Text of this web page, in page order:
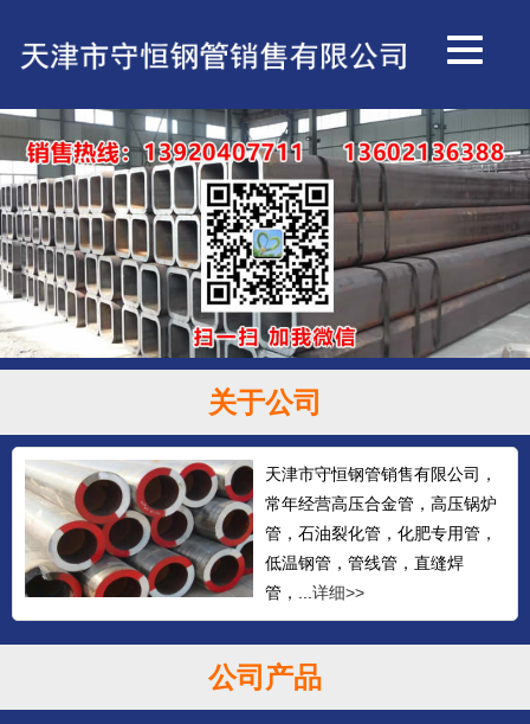
关于公司
天津市守恒钢管销售有限公司，
常年经营高压合金管，高压锅炉
管，石油裂化管，化肥专用管，
低温钢管，管线管，直缝焊
管，...详细>>
公司产品